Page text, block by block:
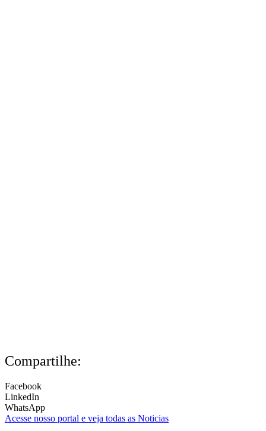
Compartilhe:
Facebook
LinkedIn
WhatsApp
Acesse nosso portal e veja todas as Noticias